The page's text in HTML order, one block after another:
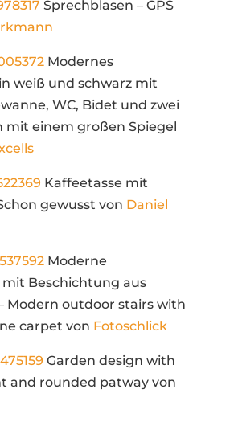
Sprechblasen – GPS
Modernes
weiß und schwarz mit
WC, Bidet und zwei
mit einem großen Spiegel
Kaffeetasse mit
gewusst von Daniel
Moderne
Beschichtung aus
Modern outdoor stairs with
carpet von Fotoschlick
Garden design with
and rounded patway von